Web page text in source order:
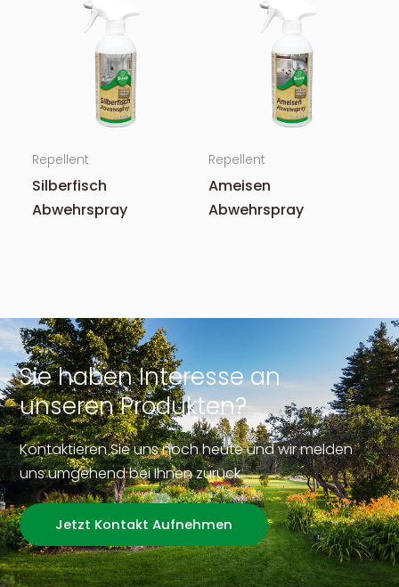
Repellent
Silberfisch
Abwehrspray
Repellent
Ameisen
Abwehrspray
Sie haben Interesse an
unseren Produkten?
Kontaktieren Sie uns noch heute und wir melden
uns umgehend bei Ihnen zurück.
Jetzt Kontakt Aufnehmen